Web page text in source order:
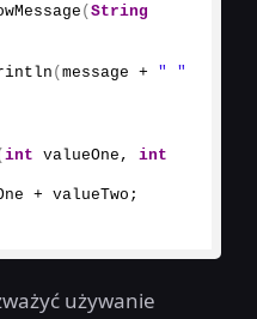
(String
(message + " "
int valueOne, int
+ valueTwo;
używanie